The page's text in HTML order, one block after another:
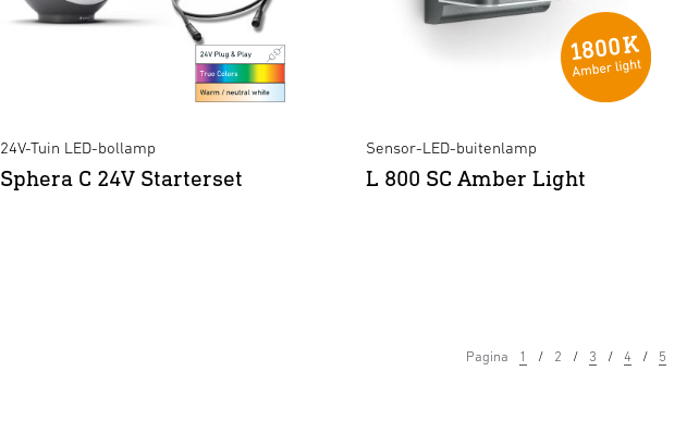
24V-Tuin LED-bollamp
Sphera C 24V Starterset
Sensor-LED-buitenlamp
L 800 SC Amber Light
Pagina 1 2 3 4 5